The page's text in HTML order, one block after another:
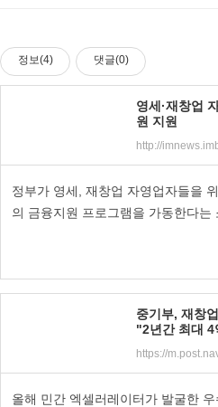
정보(4) 댓글(0)
영세·재창업
원 지원
정부가 영세, 재창업 자영업자들을
의 금융지원 프로그램을 가동한다는
중기부, 재창
"2년간 최대 4
올해 민간 엑셀러레이터가 발굴한